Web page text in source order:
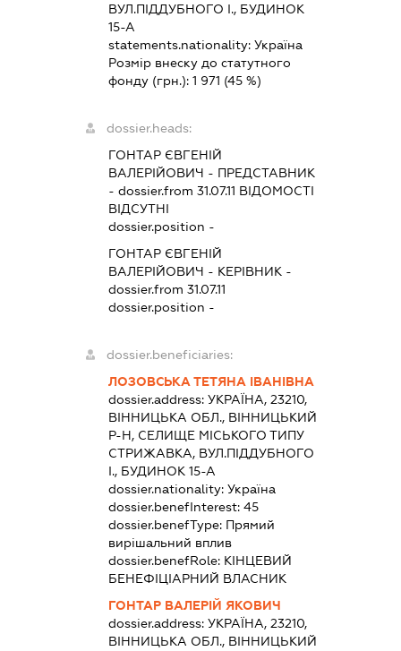
ВУЛ.ПІДДУБНОГО І., БУДИНОК
15-А
statements.nationality: Україна
Розмір внеску до статутного
фонду (грн.): 1 971 (45 %)
dossier.heads:
ГОНТАР ЄВГЕНІЙ
ВАЛЕРІЙОВИЧ - ПРЕДСТАВНИК
- dossier.from 31.07.11 ВІДОМОСТІ
ВІДСУТНІ
dossier.position -
ГОНТАР ЄВГЕНІЙ
ВАЛЕРІЙОВИЧ - КЕРІВНИК-
dossier.from 31.07.11
dossier.position -
dossier.beneficiaries:
ЛОЗОВСЬКА ТЕТЯНА ІВАНІВНА
dossier.address: УКРАЇНА, 23210,
ВІННИЦЬКА ОБЛ., ВІННИЦЬКИЙ
Р-Н, СЕЛИЩЕ МІСЬКОГО ТИПУ
СТРИЖАВКА, ВУЛ.ПІДДУБНОГО
І., БУДИНОК 15-А
dossier.nationality: Україна
dossier.benefInterest: 45
dossier.benefType: Прямий
вирішальний вплив
dossier.benefRole: КІНЦЕВИЙ
БЕНЕФІЦІАРНИЙ ВЛАСНИК
ГОНТАР ВАЛЕРІЙ ЯКОВИЧ
dossier.address: УКРАЇНА, 23210,
ВІННИЦЬКА ОБЛ., ВІННИЦЬКИЙ